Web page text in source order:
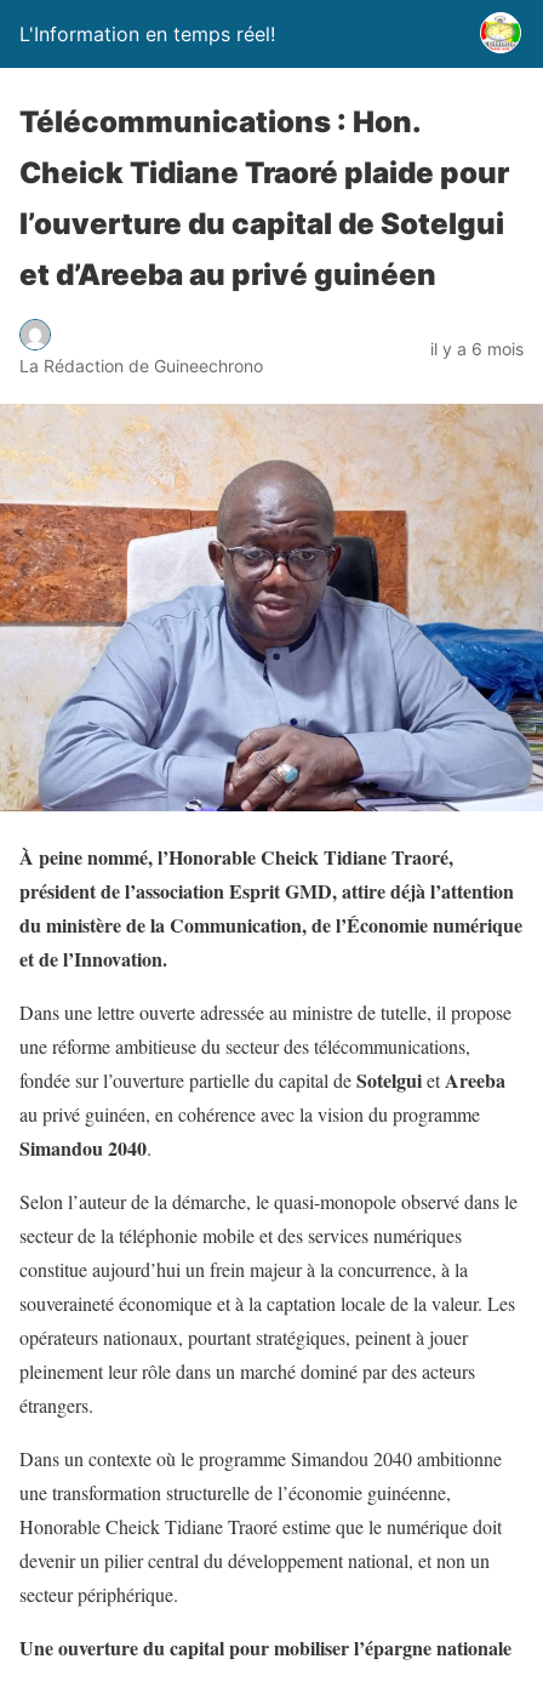
L'Information en temps réel!
Télécommunications : Hon.
Cheick Tidiane Traoré plaide pour
l’ouverture du capital de Sotelgui
et d’Areeba au privé guinéen
La Rédaction de Guineechrono
il y a 6 mois
À peine nommé, l’Honorable Cheick Tidiane Traoré,
président de l’association Esprit GMD, attire déjà l’attention
du ministère de la Communication, de l’Économie numérique
et de l’Innovation.
Dans une lettre ouverte adressée au ministre de tutelle, il propose
une réforme ambitieuse du secteur des télécommunications,
fondée sur l’ouverture partielle du capital deSotelguietAreeba
au privé guinéen, en cohérence avec la vision du programme
Simandou 2040.
Selon l’auteur de la démarche, le quasi-monopole observé dans le
secteur de la téléphonie mobile et des services numériques
constitue aujourd’hui un frein majeur à la concurrence, à la
souveraineté économique et à la captation locale de la valeur. Les
opérateurs nationaux, pourtant stratégiques, peinent à jouer
pleinement leur rôle dans un marché dominé par des acteurs
étrangers.
Dans un contexte où le programme Simandou 2040 ambitionne
une transformation structurelle de l’économie guinéenne,
Honorable Cheick Tidiane Traoré estime que le numérique doit
devenir un pilier central du développement national, et non un
secteur périphérique.
Une ouverture du capital pour mobiliser l’épargne nationale